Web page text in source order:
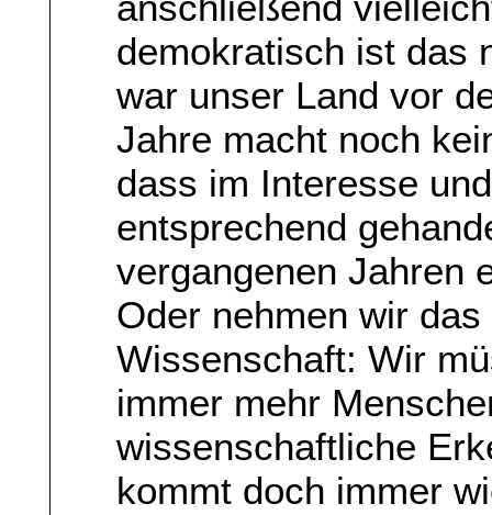
demokratisch ist das
war unser Land vor
Jahre macht noch
dass im Interesse
entsprechend
vergangenen Jahren
Oder nehmen wir
Wissenschaft: Wir
immer mehr
wissenschaftliche
kommt doch immer